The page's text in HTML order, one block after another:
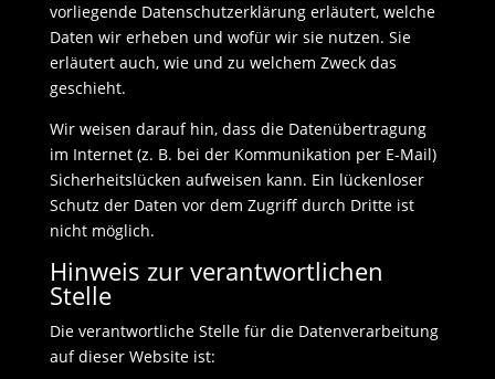
vorliegende Datenschutzerklärung erläutert, welche
Daten wir erheben und wofür wir sie nutzen. Sie
erläutert auch, wie und zu welchem Zweck das
geschieht.
Wir weisen darauf hin, dass die Datenübertragung
im Internet (z. B. bei der Kommunikation per E-Mail)
Sicherheitslücken aufweisen kann. Ein lückenloser
Schutz der Daten vor dem Zugriff durch Dritte ist
nicht möglich.
Hinweis zur verantwortlichen
Stelle
Die verantwortliche Stelle für die Datenverarbeitung
auf dieser Website ist: